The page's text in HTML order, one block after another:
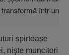
spirtoase
nişte muncitori